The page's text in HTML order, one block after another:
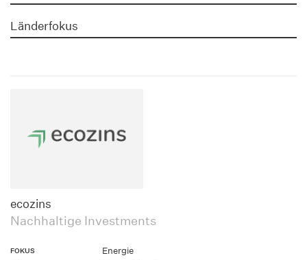
Länderfokus
ecozins
Nachhaltige Investments
FOKUS Energie